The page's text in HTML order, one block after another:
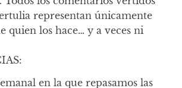
representan únicamente
quien los hace… y a veces ni
en la que repasamos las